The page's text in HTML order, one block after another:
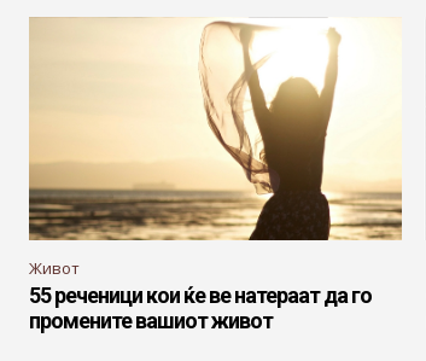
Живот
55 реченици кои ќе ве натераат да го
промените вашиот живот